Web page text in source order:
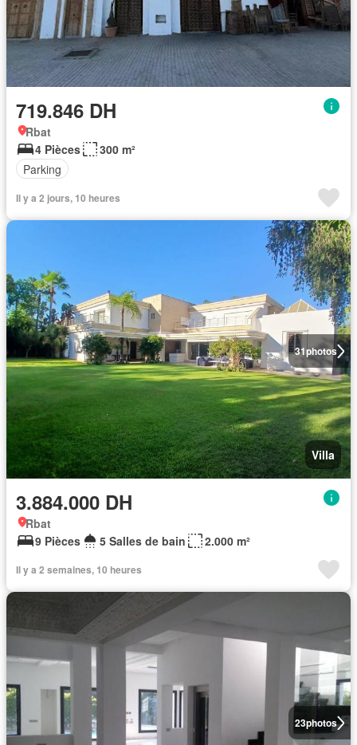
719.846 DH
Rbat
4 Pièces
300 m²
Parking
Il y a 2 jours, 10 heures
31photos
Villa
3.884.000 DH
Rbat
9 Pièces
5 Salles de bain 2.000 m²
Il y a 2 semaines, 10 heures
23photos